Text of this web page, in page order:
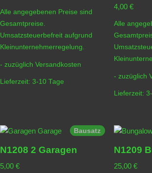
Alle angegebenen Preise sind
Gesamtpreise.
Umsatzsteuerbefreit aufgrund
Kleinunternehmerregelung.
- zuzüglich Versandkosten
Lieferzeit: 3-10 Tage
4,00 €
Alle
- zuzüglich
Lieferzeit:
Bausatz
N1208 2 Garagen
5,00 €
N1209
25,00 €